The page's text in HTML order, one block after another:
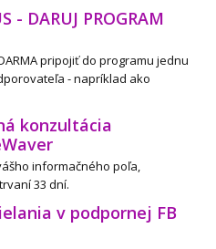
- DARUJ PROGRAM
pripojiť do programu jednu
- napríklad ako
konzultácia
informačného poľa,
33 dní.
v podpornej FB